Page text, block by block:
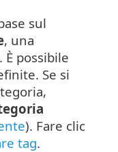
sul
, una
. È possibile
Se si
). Fare clic
tag.